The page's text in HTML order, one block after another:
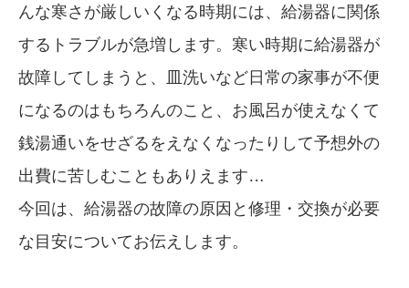
んな寒さが厳しいくなる時期には、給湯器に関係
するトラブルが急増します。寒い時期に給湯器が
故障してしまうと、皿洗いなど日常の家事が不便
になるのはもちろんのこと、お風呂が使えなくて
銭湯通いをせざるをえなくなったりして予想外の
出費に苦しむこともありえます…
今回は、給湯器の故障の原因と修理・交換が必要
な目安についてお伝えします。